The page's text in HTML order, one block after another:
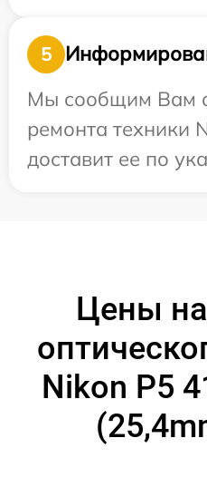
5
Мы сообщим Вам
ремонта техники
доставит ее по
Цены
Nikon P5